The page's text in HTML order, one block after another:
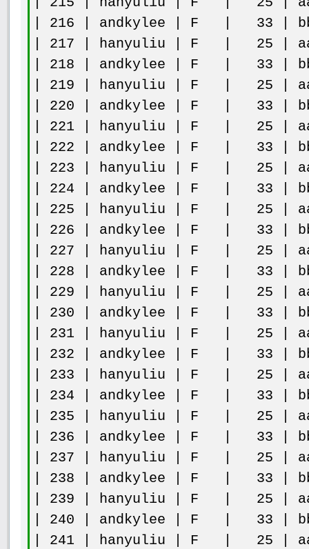
| 216 | andkylee | F | 33 |
| 217 | hanyuliu | F | 25 |
| 218 | andkylee | F | 33 |
| 219 | hanyuliu | F | 25 |
| 220 | andkylee | F | 33 |
| 221 | hanyuliu | F | 25 |
| 222 | andkylee | F | 33 |
| 223 | hanyuliu | F | 25 |
| 224 | andkylee | F | 33 |
| 225 | hanyuliu | F | 25 |
| 226 | andkylee | F | 33 |
| 227 | hanyuliu | F | 25 |
| 228 | andkylee | F | 33 |
| 229 | hanyuliu | F | 25 |
| 230 | andkylee | F | 33 |
| 231 | hanyuliu | F | 25 |
| 232 | andkylee | F | 33 |
| 233 | hanyuliu | F | 25 |
| 234 | andkylee | F | 33 |
| 235 | hanyuliu | F | 25 |
| 236 | andkylee | F | 33 |
| 237 | hanyuliu | F | 25 |
| 238 | andkylee | F | 33 |
| 239 | hanyuliu | F | 25 |
| 240 | andkylee | F | 33 |
| 241 | hanyuliu | F | 25 |